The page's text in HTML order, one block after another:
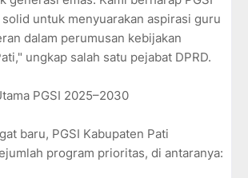
untuk menyuarakan aspirasi guru
dalam perumusan kebijakan
ungkap salah satu pejabat DPRD.
PGSI 2025–2030
baru, PGSI Kabupaten Pati
program prioritas, di antaranya: